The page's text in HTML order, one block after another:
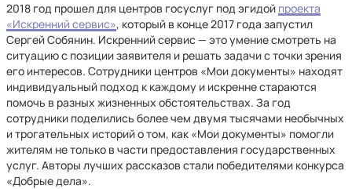
2018 год прошел для центров госуслуг под эгидой проекта
«Искренний сервис», который в конце 2017 года запустил
Сергей Собянин. Искренний сервис — это умение смотреть на
ситуацию с позиции заявителя и решать задачи с точки зрения
его интересов. Сотрудники центров «Мои документы» находят
индивидуальный подход к каждому и искренне стараются
помочь в разных жизненных обстоятельствах. За год
сотрудники поделились более чем двумя тысячами необычных
и трогательных историй о том, как «Мои документы» помогли
жителям не только в части предоставления государственных
услуг. Авторы лучших рассказов стали победителями конкурса
«Добрые дела».